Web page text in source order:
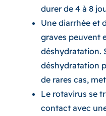
durer de 4 à 8
Une diarrhée et
graves peuvent
déshydratation.
déshydratation
de rares cas,
Le rotavirus se
contact avec